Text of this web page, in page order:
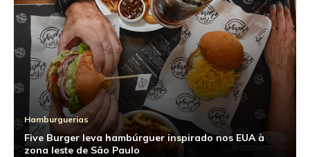
Hamburguerias
Five Burger leva hambúrguer inspirado nos EUA à
zona leste de São Paulo